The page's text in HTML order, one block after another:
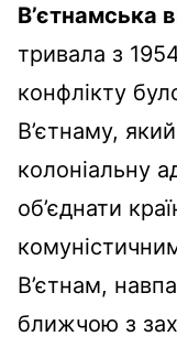
В’єтнамська
тривала з
конфлікту
В’єтнаму,
колоніальну
об’єднати
В’єтнам,
ближчою з